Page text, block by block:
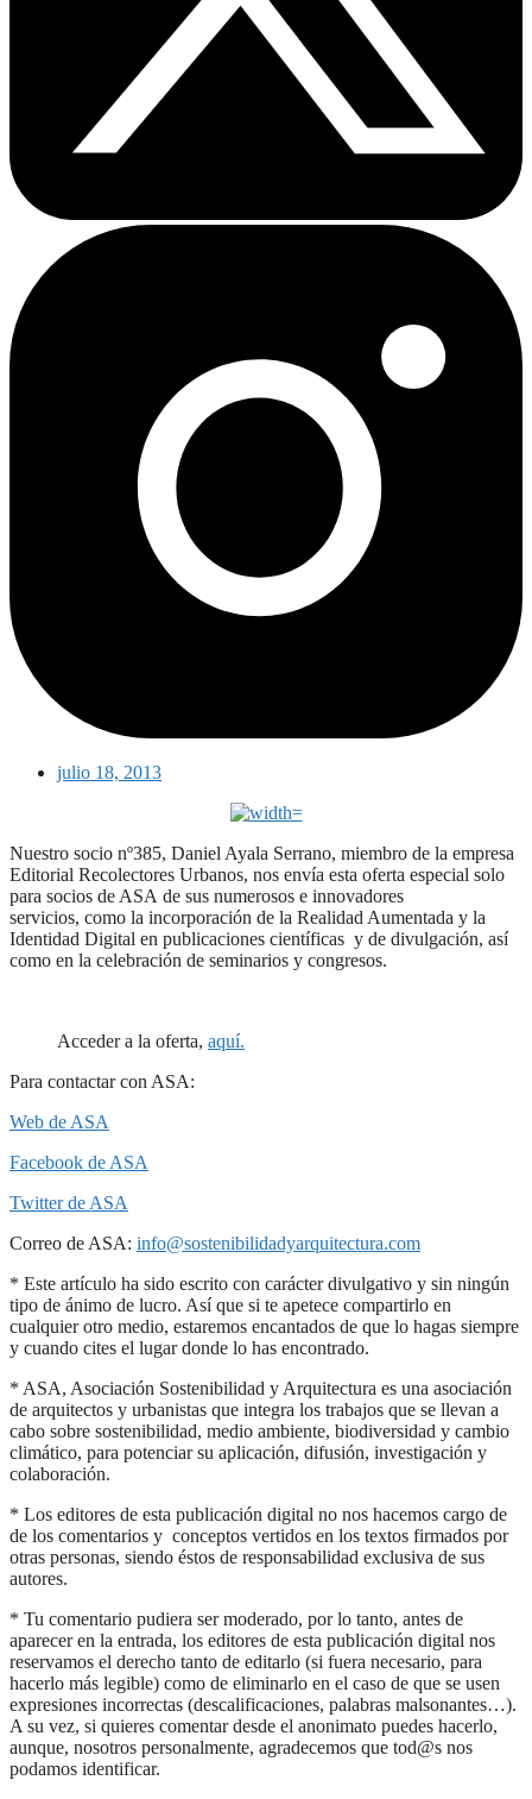
julio 18, 2013
Nuestro socio nº385, Daniel Ayala Serrano, miembro de la empresa
Editorial Recolectores Urbanos, nos envía esta oferta especial solo
para socios de ASA de sus numerosos e innovadores
servicios, como la incorporación de la Realidad Aumentada y la
Identidad Digital en publicaciones científicas y de divulgación, así
como en la celebración de seminarios y congresos.
Acceder a la oferta, aquí.
Para contactar con ASA:
Web de ASA
Facebook de ASA
Twitter de ASA
Correo de ASA: info@sostenibilidadyarquitectura.com
* Este artículo ha sido escrito con carácter divulgativo y sin ningún
tipo de ánimo de lucro. Así que si te apetece compartirlo en
cualquier otro medio, estaremos encantados de que lo hagas siempre
y cuando cites el lugar donde lo has encontrado.
* ASA, Asociación Sostenibilidad y Arquitectura es una asociación
de arquitectos y urbanistas que integra los trabajos que se llevan a
cabo sobre sostenibilidad, medio ambiente, biodiversidad y cambio
climático, para potenciar su aplicación, difusión, investigación y
colaboración.
* Los editores de esta publicación digital no nos hacemos cargo de
de los comentarios y conceptos vertidos en los textos firmados por
otras personas, siendo éstos de responsabilidad exclusiva de sus
autores.
* Tu comentario pudiera ser moderado, por lo tanto, antes de
aparecer en la entrada, los editores de esta publicación digital nos
reservamos el derecho tanto de editarlo (si fuera necesario, para
hacerlo más legible) como de eliminarlo en el caso de que se usen
expresiones incorrectas (descalificaciones, palabras malsonantes…).
A su vez, si quieres comentar desde el anonimato puedes hacerlo,
aunque, nosotros personalmente, agradecemos que tod@s nos
podamos identificar.